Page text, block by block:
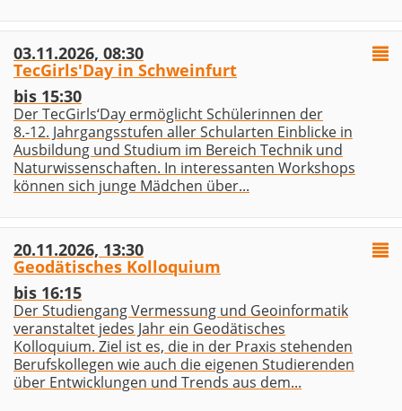
03.11.2026, 08:30
TecGirls'Day in Schweinfurt
bis 15:30
Der TecGirls‘Day ermöglicht Schülerinnen der
8.-12. Jahrgangsstufen aller Schularten Einblicke in
Ausbildung und Studium im Bereich Technik und
Naturwissenschaften. In interessanten Workshops
können sich junge Mädchen über...
20.11.2026, 13:30
Geodätisches Kolloquium
bis 16:15
Der Studiengang Vermessung und Geoinformatik
veranstaltet jedes Jahr ein Geodätisches
Kolloquium. Ziel ist es, die in der Praxis stehenden
Berufskollegen wie auch die eigenen Studierenden
über Entwicklungen und Trends aus dem...